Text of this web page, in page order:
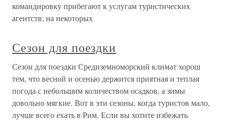
командировку прибегают к услугам туристических
агентств; на некоторых
Сезон для поездки
Сезон для поездки Средиземноморский климат хорош
тем, что весной и осенью держится приятная и теплая
погода с небольшим количеством осадков, а зимы
довольно мягкие. Вот в эти сезоны, когда туристов мало,
лучше всего ехать в Рим. Если вы хотите избежать